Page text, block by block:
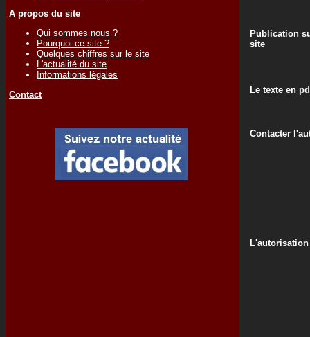
A propos du site
Qui sommes nous ?
Pourquoi ce site ?
Quelques chiffres sur le site
L'actualité du site
Informations légales
Contact
Publication
site
Le texte en
Contacter
L'autorisation